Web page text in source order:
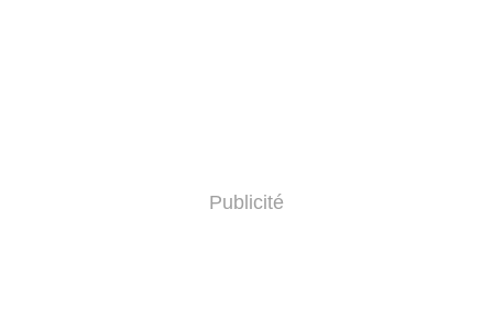
Publicité